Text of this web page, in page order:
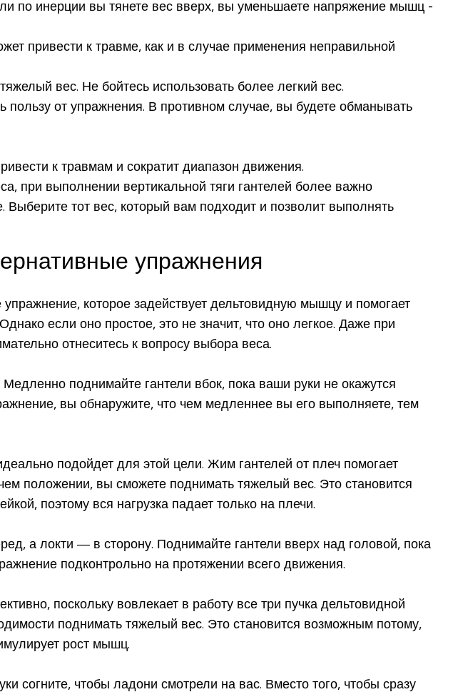
по инерции вы тянете вес вверх, вы уменьшаете напряжение мышц -
привести к травме, как и в случае применения неправильной
вес. Не бойтесь использовать более легкий вес.
от упражнения. В противном случае, вы будете обманывать
к травмам и сократит диапазон движения.
при выполнении вертикальной тяги гантелей более важно
Выберите тот вес, который вам подходит и позволит выполнять
упражнения
которое задействует дельтовидную мышцу и помогает
если оно простое, это не значит, что оно легкое. Даже при
отнеситесь к вопросу выбора веса.
поднимайте гантели вбок, пока ваши руки не окажутся
вы обнаружите, что чем медленнее вы его выполняете, тем
подойдет для этой цели. Жим гантелей от плеч помогает
положении, вы сможете поднимать тяжелый вес. Это становится
поэтому вся нагрузка падает только на плечи.
а локти — в сторону. Поднимайте гантели вверх над головой, пока
подконтрольно на протяжении всего движения.
поскольку вовлекает в работу все три пучка дельтовидной
поднимать тяжелый вес. Это становится возможным потому,
рост мышц.
согните, чтобы ладони смотрели на вас. Вместо того, чтобы сразу